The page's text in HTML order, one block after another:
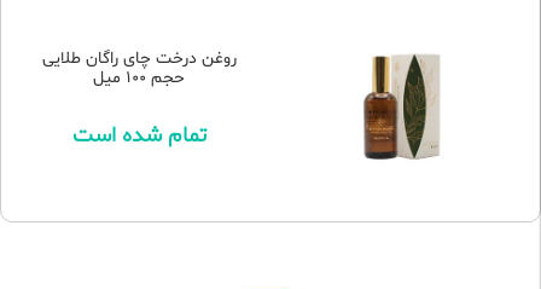
روغن درخت چای راگان طلایی
حجم 100 میل
تمام شده است